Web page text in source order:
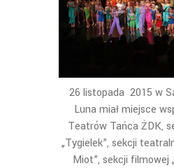
26 listopada 2015 w
Luna miał miejsce
Teatrów Tańca ŻDK,
„Tygielek”, sekcji
Miot”, sekcji filmowej